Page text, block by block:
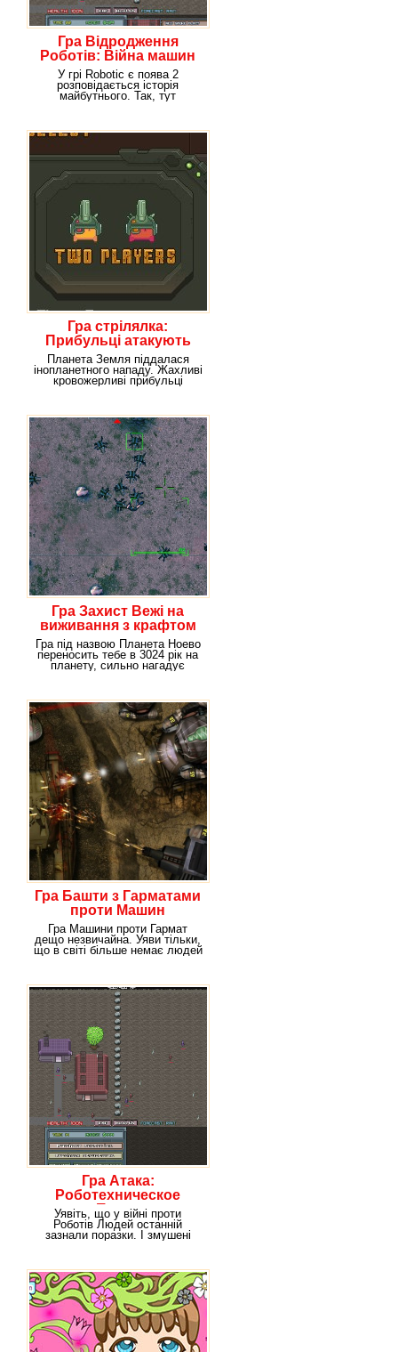
Гра Відродження
Роботів: Війна машин
У грі Robotic є поява 2
розповідається історія
майбутнього. Так, тут
Гра стрілялка:
Прибульці атакують
нас
Планета Земля піддалася
інопланетного нападу. Жахливі
кровожерливі прибульці
Гра Захист Вежі на
виживання з крафтом
Гра під назвою Планета Ноево
переносить тебе в 3024 рік на
планету, сильно нагадує
Гра Башти з Гарматами
проти Машин
Гра Машини проти Гармат
дещо незвичайна. Уяви тільки,
що в світі більше немає людей
Гра Атака:
Роботехническое
Поява
Уявіть, що у війні проти
Роботів Людей останній
зазнали поразки. І змушені